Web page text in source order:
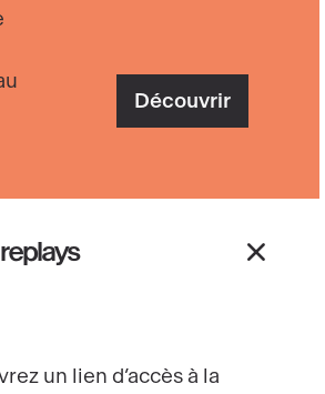
Découvrir
un lien d’accès à la